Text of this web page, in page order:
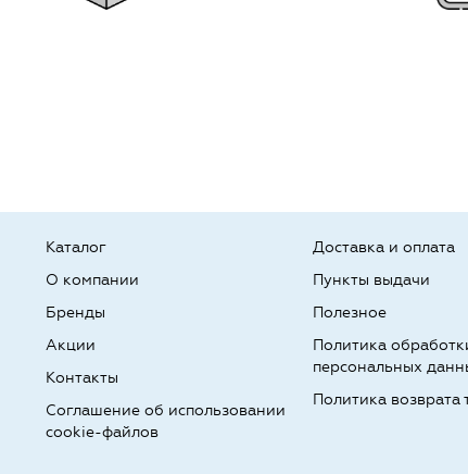
Каталог
О компании
Бренды
Доставка и оплата
Пункты выдачи
Полезное
Акции
Контакты
Соглашение об использовании
cookie-файлов
Политика
персональных
Политика возврата